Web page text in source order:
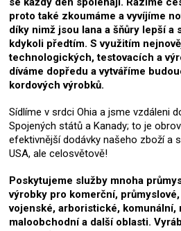
proto také zkoumáme a vyvíjíme
díky nimž jsou lana a šňůry lepší a
kdykoli předtím. S využitím
technologických, testovacích a
díváme dopředu a vytváříme
kordových výrobků.
Sídlíme v srdci Ohia a jsme vzdáleni
Spojených států a Kanady; to je
efektivnější dodávky našeho zboží a
USA, ale celosvětově!
Poskytujeme služby mnoha
výrobky pro komerční,
vojenské, arboristické,
maloobchodní a další oblasti.